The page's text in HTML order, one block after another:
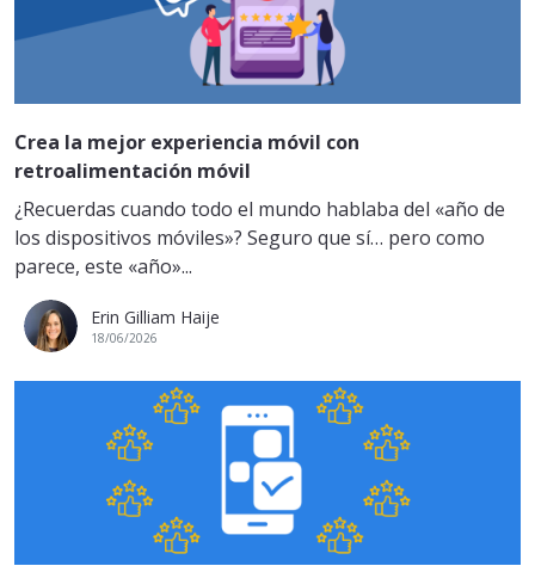
Crea la mejor experiencia móvil con
retroalimentación móvil
¿Recuerdas cuando todo el mundo hablaba del «año de
los dispositivos móviles»? Seguro que sí… pero como
parece, este «año»...
Erin Gilliam Haije
18/06/2026